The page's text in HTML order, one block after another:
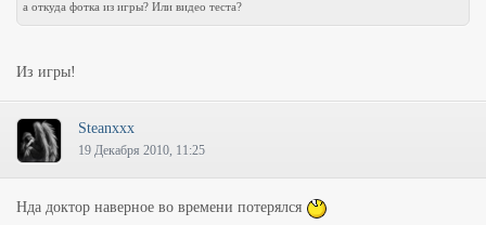
а откуда фотка из игры? Или видео теста?
Из игры!
Steanxxx
19 Декабря 2010, 11:25
Нда доктор наверное во времени потерялся